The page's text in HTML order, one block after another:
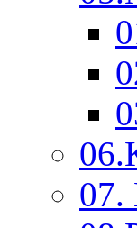
07.